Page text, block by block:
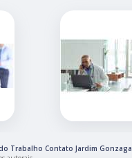
Trabalho Contato Jardim Gonzaga